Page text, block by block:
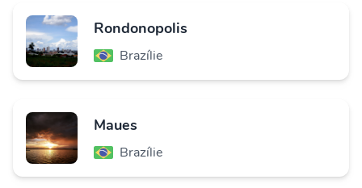
Rondonopolis
Brazílie
Maues
Brazílie